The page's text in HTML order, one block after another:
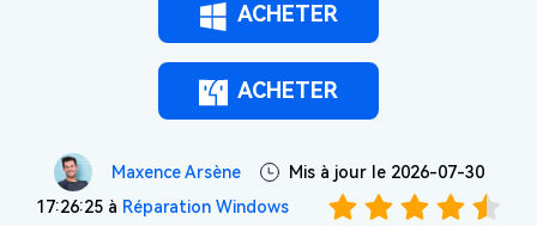
ACHETER
ACHETER
Maxence Arsène
Mis à jour le 2026-07-30
17:26:25 à Réparation Windows